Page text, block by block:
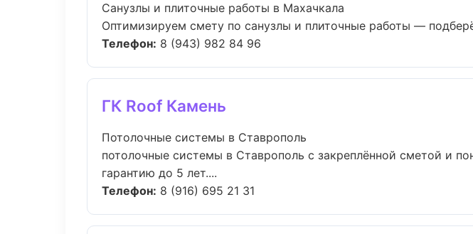
Санузлы и плиточные работы в Махачкала
Оптимизируем смету по санузлы и плиточные работы —
Телефон: 8 (943) 982 84 96
ГК Roof Камень
Потолочные системы в Ставрополь
потолочные системы в Ставрополь с закреплённой сметой и
гарантию до 5 лет....
Телефон: 8 (916) 695 21 31